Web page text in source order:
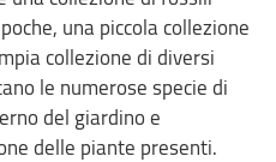
una piccola collezione
collezione di diversi
le numerose specie di
del giardino e
delle piante presenti.